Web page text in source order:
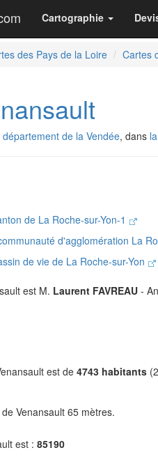
Cartographie
des Pays de la Loire Cartes
département de la Vendée, dans
de La Roche-sur-Yon-1
d'agglomération La
de vie de La Roche-sur-Yon
est M. Laurent FAVREAU -
est de 4743 habitants
Venansault 65 mètres.
est : 85190